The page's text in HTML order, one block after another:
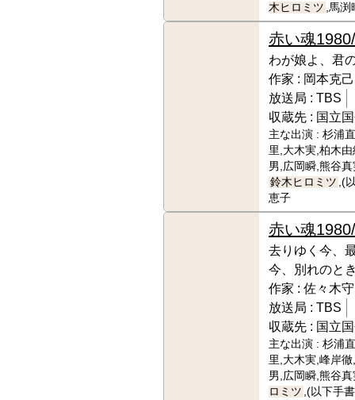
木ヒロミツ ,馬
赤い魂
わが娘よ、君
作家 : 岡本克己
放送局 : TBS
収蔵先 : 国立
主な出演 : 杉浦
里,大木実,柏木
男,広岡瞬,熊谷
鈴木ヒロミツ ,(
恵子
赤い魂
去りゆく今、
今、別れの
作家 : 佐々木守
放送局 : TBS
収蔵先 : 国立
主な出演 : 杉浦
里,大木実,峰岸
男,広岡瞬,熊谷
ロミツ ,(以下手